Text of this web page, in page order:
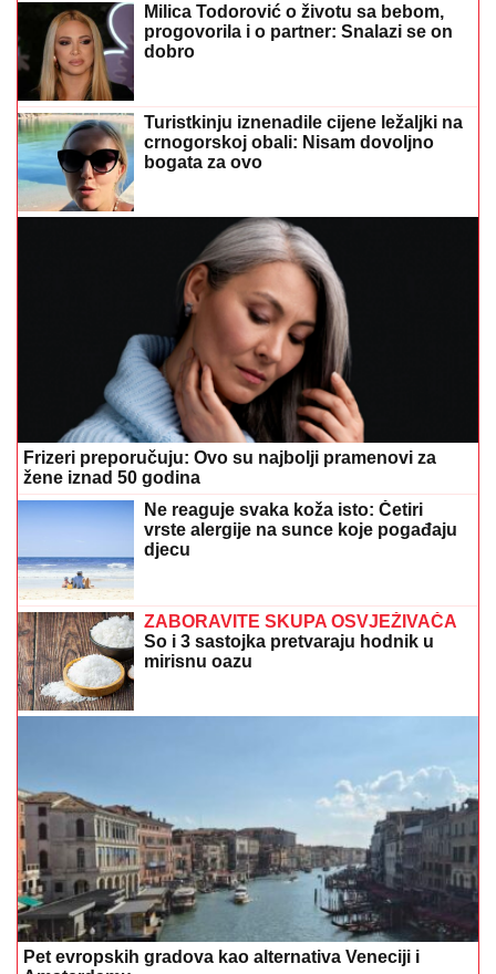
Milica Todorović o životu sa bebom,
progovorila i o partner: Snalazi se on
dobro
Turistkinju iznenadile cijene ležaljki na
crnogorskoj obali: Nisam dovoljno
bogata za ovo
Frizeri preporučuju: Ovo su najbolji pramenovi za
žene iznad 50 godina
Ne reaguje svaka koža isto: Četiri
vrste alergije na sunce koje pogađaju
djecu
ZABORAVITE SKUPA OSVJEŽIVAČA
So i 3 sastojka pretvaraju hodnik u
mirisnu oazu
Pet evropskih gradova kao alternativa Veneciji i